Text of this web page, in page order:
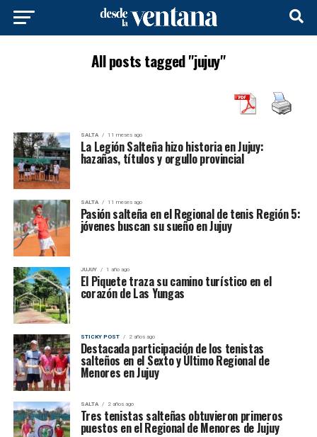
All posts tagged "jujuy"
SALTA 11 meses ago
La Legión Salteña hizo historia en Jujuy:
hazañas, títulos y orgullo provincial
SALTA 11 meses ago
Pasión salteña en el Regional de tenis Región 5:
jóvenes buscan su sueño en Jujuy
JUJUY 1 año ago
El Piquete traza su camino turístico en el
corazón de Las Yungas
STICKY POST 2 años ago
Destacada participación de los tenistas
salteños en el Sexto y Último Regional de
Menores en Jujuy
SALTA 2 años ago
Tres tenistas salteñas obtuvieron primeros
puestos en el Regional de Menores de Jujuy